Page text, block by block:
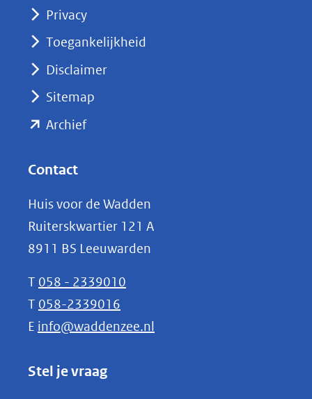
nieuw
naar
Privacy
Toegankelijkheid
Disclaimer
Sitemap
Archief(opent
(verwijst
naar
een
andere
website)
Contact
Huis voor de Wadden
Ruiterskwartier 121 A
8911 BS Leeuwarden
T 058 - 2339010
T 058-2339016
E info@waddenzee.nl
Stel je vraag